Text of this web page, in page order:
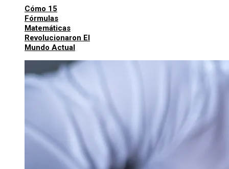
Cómo 15
Fórmulas
Matemáticas
Revolucionaron El
Mundo Actual